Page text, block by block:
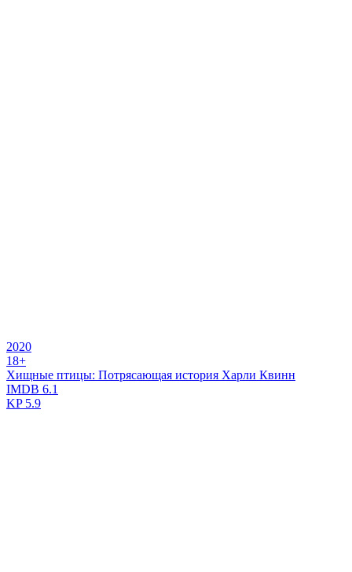
2020
18+
Хищные птицы: Потрясающая история Харли Квинн
IMDB 6.1
KP5.9